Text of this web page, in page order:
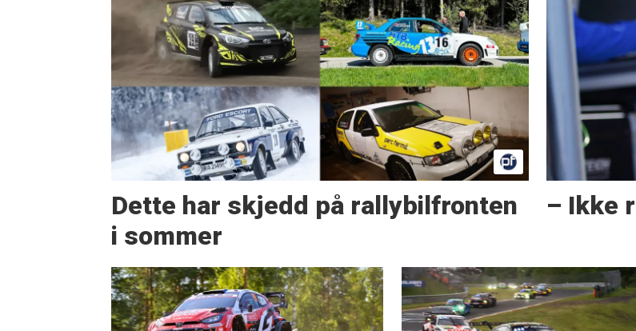
Dette har skjedd på rallybilfronten
i sommer
– Ikke